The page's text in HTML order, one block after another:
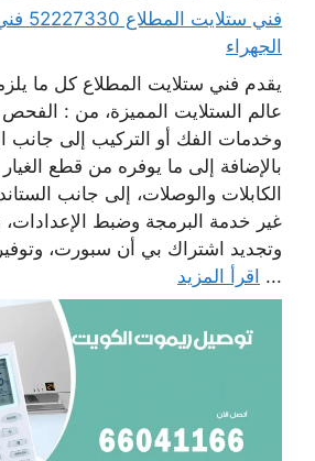
فني
الجهراء
يقدم فني ستلايت المطلاع كل ما
عالم الستلايت المميزة، من : الفحص
وخدمات الفك أو التركيب إلى جانب
بالإضافة إلى ما يوفره من قطع
الكابلات والوصلات، إلى جانب
غير خدمة البرمجة وضبط الإعدادات،
وتجديد اشتراك بي أن سبورت، وتوفير
... اقرأ المزيد